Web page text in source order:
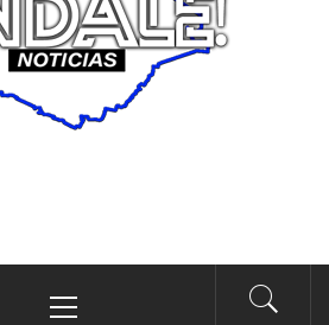
NOTICIAS
Noticias
principal